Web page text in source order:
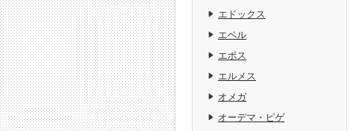
エドックス
エベル
エポス
エルメス
オメガ
オーデマ・ピゲ